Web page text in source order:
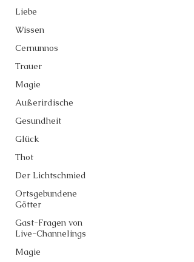
Liebe
Wissen
Cernunnos
Trauer
Magie
Außerirdische
Gesundheit
Glück
Thot
Der Lichtschmied
Ortsgebundene
Götter
Gast-Fragen von
Live-Channelings
Magie